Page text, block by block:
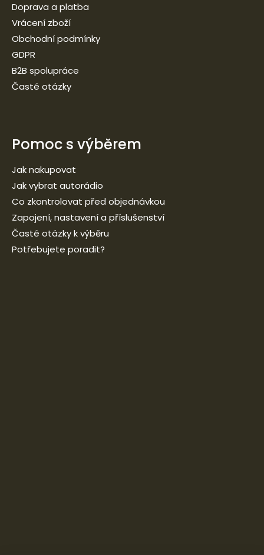
Doprava a platba
Vrácení zboží
Obchodní podmínky
GDPR
B2B spolupráce
Časté otázky
Pomoc s výběrem
Jak nakupovat
Jak vybrat autorádio
Co zkontrolovat před objednávkou
Zapojení, nastavení a příslušenství
Časté otázky k výběru
Potřebujete poradit?